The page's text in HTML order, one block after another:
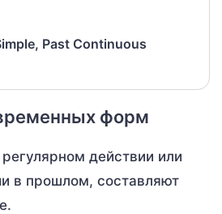
Past Continuous
форм
действии или
в прошлом, составляют